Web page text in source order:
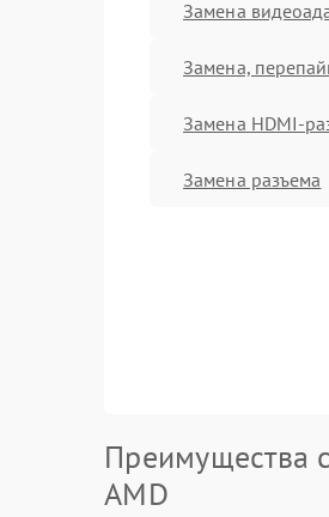
Замена
Замена,
Замена HDMI-
Замена разъема
Преимущества
AMD